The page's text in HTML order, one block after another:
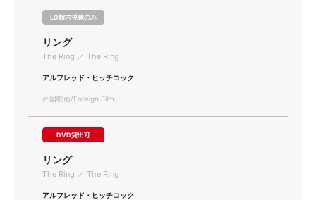
LD館内視聴のみ
リング
The Ring ／ The Ring
アルフレッド・ヒッチコック
外国映画/Foreign Film
DVD貸出可
リング
The Ring ／ The Ring
アルフレッド・ヒッチコック